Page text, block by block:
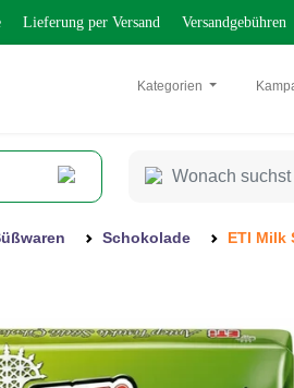
Lieferung per Versand Versandgebühren
Kategorien
Schokolade ETI Milk